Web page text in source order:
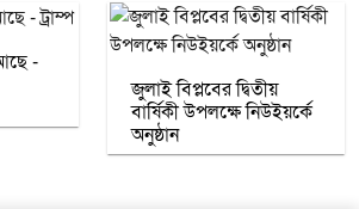
আছে -
জুলাই বিপ্লবের দ্বিতীয়
বার্ষিকী উপলক্ষে নিউইয়র্কে
অনুষ্ঠান